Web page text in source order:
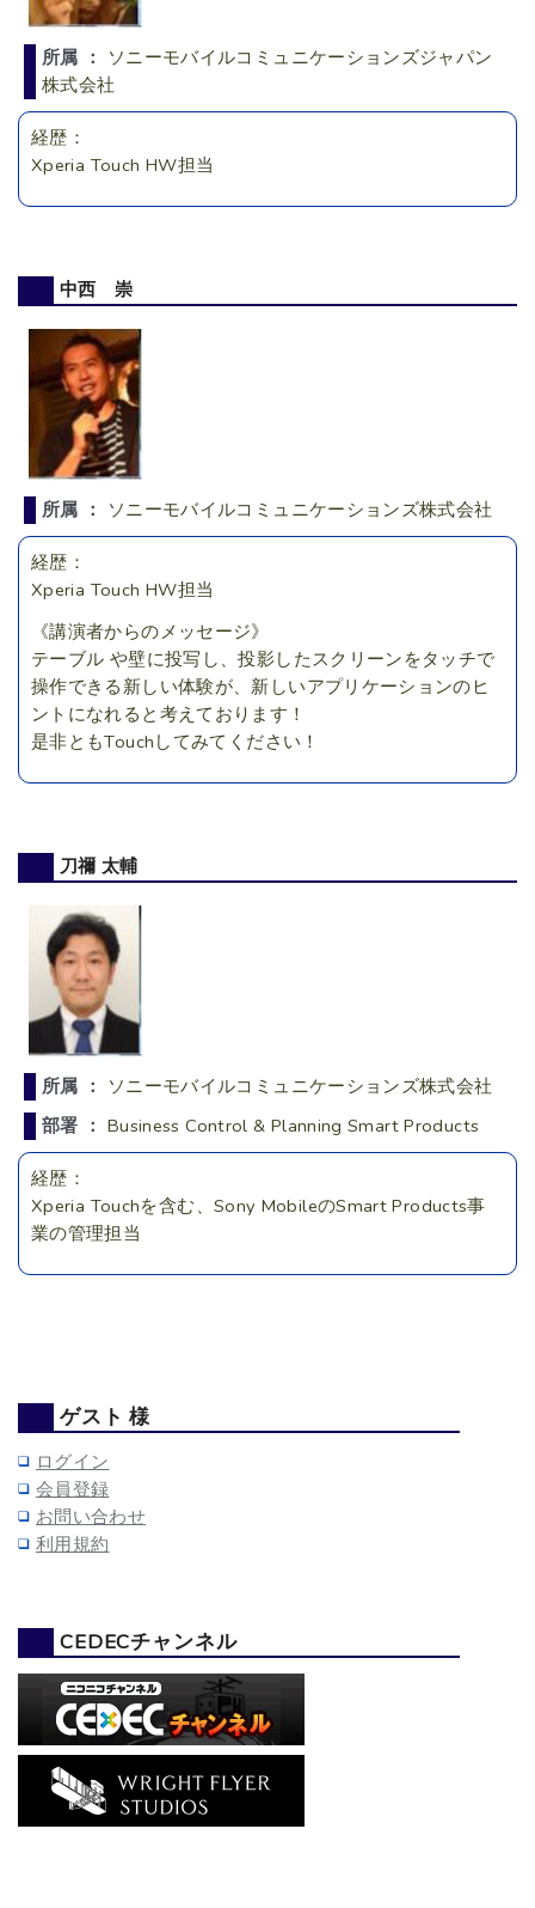
所属 ：
ソニーモバイルコミュニケーションズジャパン
株式会社
経歴：
Xperia Touch HW担当
中西 崇
所属 ： ソニーモバイルコミュニケーションズ株式会社
経歴：
Xperia Touch HW担当
《講演者からのメッセージ》
テーブル や壁に投写し、投影したスクリーンをタッチで
操作できる新しい体験が、新しいアプリケーションのヒ
ントになれると考えております！
是非ともTouchしてみてください！
刀禰 太輔
所属 ：
ソニーモバイルコミュニケーションズ株式会社
部署 ： Business Control & Planning Smart Products
経歴：
Xperia Touchを含む、Sony MobileのSmart Products事
業の管理担当
ゲスト 様
ログイン
会員登録
お問い合わせ
利用規約
CEDECチャンネル